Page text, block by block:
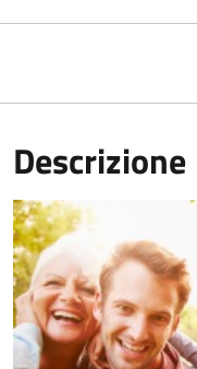
Descrizione